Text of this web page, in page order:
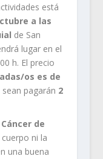
está
a las
de San
lugar en el
h. El precio
os es de
pagarán 2
de
ni la
una buena